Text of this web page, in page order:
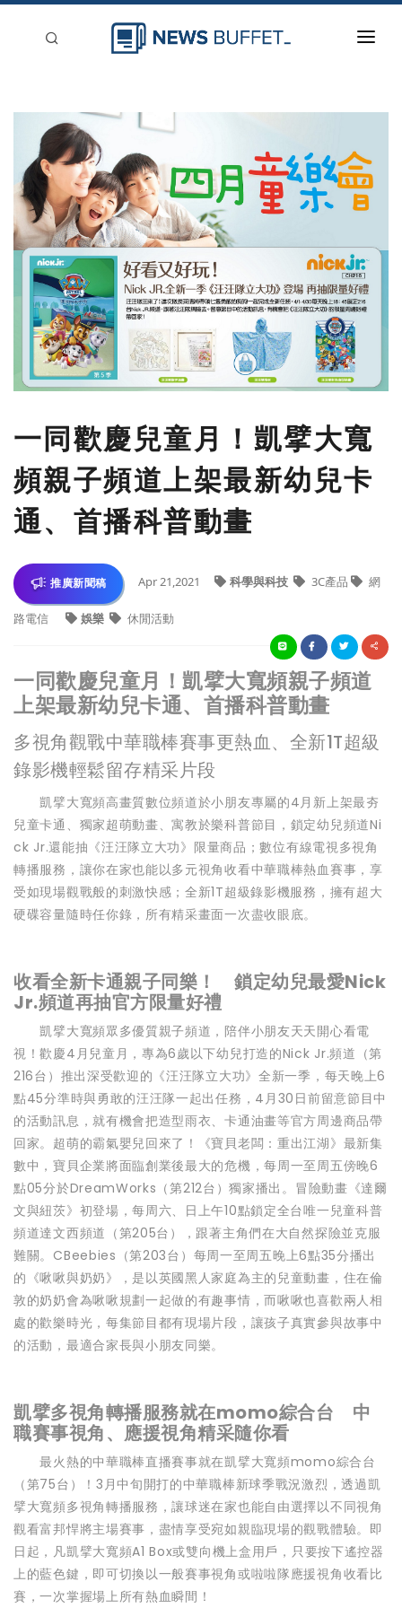
新聞稿分類
登入
刊登
一同歡慶兒童月！凱擘大寬
頻親子頻道上架最新幼兒卡
通、首播科普動畫
推廣新聞稿 Apr 21,2021 科學與科技 3C產品 網
路電信 娛樂 休閒活動
一同歡慶兒童月！凱擘大寬頻親子頻道
上架最新幼兒卡通、首播科普動畫
多視角觀戰中華職棒賽事更熱血、全新1T超級
錄影機輕鬆留存精采片段
凱擘大寬頻高畫質數位頻道於小朋友專屬的4月新上架最夯
兒童卡通、獨家超萌動畫、寓教於樂科普節目，鎖定幼兒頻道Ni
ck Jr.還能抽《汪汪隊立大功》限量商品；數位有線電視多視角
轉播服務，讓你在家也能以多元視角收看中華職棒熱血賽事，享
受如現場觀戰般的刺激快感；全新1T超級錄影機服務，擁有超大
硬碟容量隨時任你錄，所有精采畫面一次盡收眼底。
收看全新卡通親子同樂！ 鎖定幼兒最愛Nick
Jr.頻道再抽官方限量好禮
凱擘大寬頻眾多優質親子頻道，陪伴小朋友天天開心看電
視！歡慶4月兒童月，專為6歲以下幼兒打造的Nick Jr.頻道（第
216台）推出深受歡迎的《汪汪隊立大功》全新一季，每天晚上6
點45分準時與勇敢的汪汪隊一起出任務，4月30日前留意節目中
的活動訊息，就有機會把造型雨衣、卡通油畫等官方周邊商品帶
回家。超萌的霸氣嬰兒回來了！《寶貝老闆：重出江湖》最新集
數中，寶貝企業將面臨創業後最大的危機，每周一至周五傍晚6
點05分於DreamWorks（第212台）獨家播出。冒險動畫《達爾
文與紐茨》初登場，每周六、日上午10點鎖定全台唯一兒童科普
頻道達文西頻道（第205台），跟著主角們在大自然探險並克服
難關。CBeebies（第203台）每周一至周五晚上6點35分播出
的《啾啾與奶奶》，是以英國黑人家庭為主的兒童動畫，住在倫
敦的奶奶會為啾啾規劃一起做的有趣事情，而啾啾也喜歡兩人相
處的歡樂時光，每集節目都有現場片段，讓孩子真實參與故事中
的活動，最適合家長與小朋友同樂。
凱擘多視角轉播服務就在momo綜合台 中
職賽事視角、應援視角精采隨你看
最火熱的中華職棒直播賽事就在凱擘大寬頻momo綜合台
（第75台）！3月中旬開打的中華職棒新球季戰況激烈，透過凱
擘大寬頻多視角轉播服務，讓球迷在家也能自由選擇以不同視角
觀看富邦悍將主場賽事，盡情享受宛如親臨現場的觀戰體驗。即
日起，凡凱擘大寬頻A1 Box或雙向機上盒用戶，只要按下遙控器
上的藍色鍵，即可切換以一般賽事視角或啦啦隊應援視角收看比
賽，一次掌握場上所有熱血瞬間！